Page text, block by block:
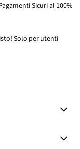
Pagamenti Sicuri al 100%
Solo per utenti